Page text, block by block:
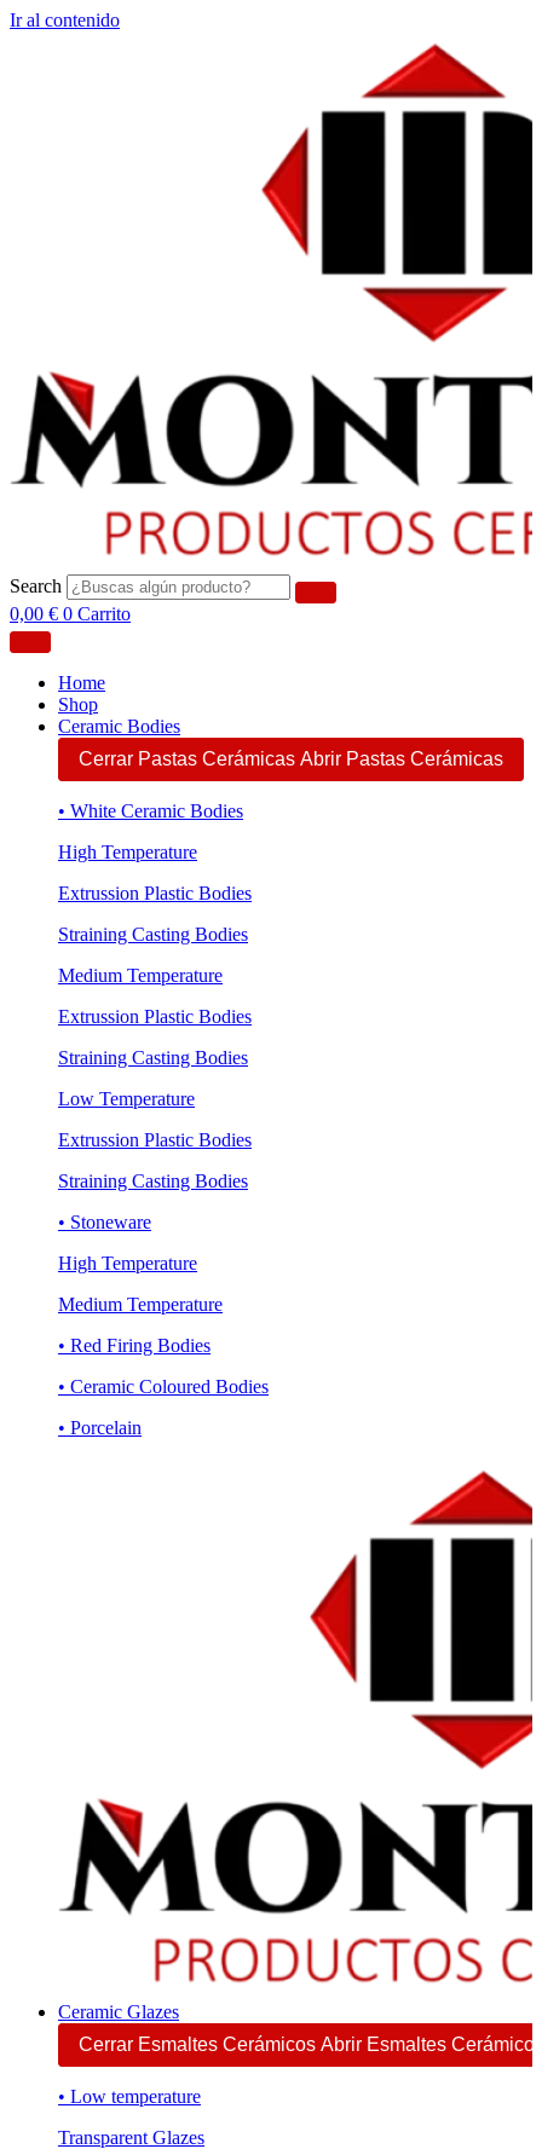
Ir al contenido
Search
0,00 € 0 Carrito
Home
Shop
Ceramic Bodies
Cerrar Pastas Cerámicas Abrir Pastas Cerámicas
• White Ceramic Bodies
High Temperature
Extrussion Plastic Bodies
Straining Casting Bodies
Medium Temperature
Extrussion Plastic Bodies
Straining Casting Bodies
Low Temperature
Extrussion Plastic Bodies
Straining Casting Bodies
• Stoneware
High Temperature
Medium Temperature
• Red Firing Bodies
• Ceramic Coloured Bodies
• Porcelain
Ceramic Glazes
Cerrar Esmaltes Cerámicos Abrir Esmaltes
• Low temperature
Transparent Glazes